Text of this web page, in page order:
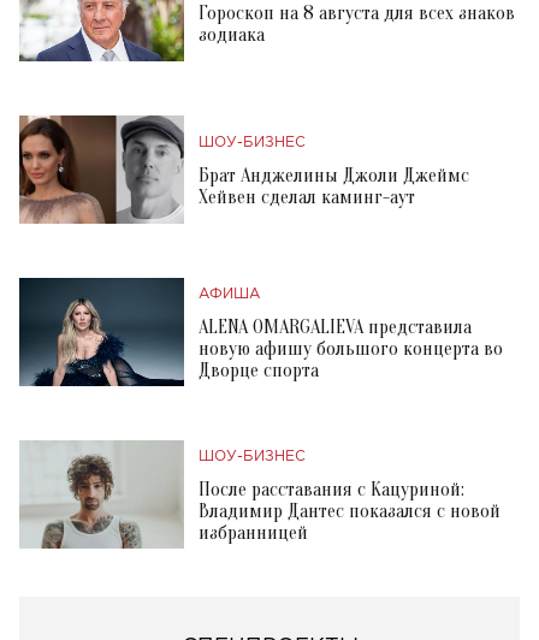
Гороскоп на 8 августа для всех знаков
зодиака
ШОУ-БИЗНЕС
Брат Анджелины Джоли Джеймс
Хейвен сделал каминг-аут
АФИША
ALENA OMARGALIEVA представила
новую афишу большого концерта во
Дворце спорта
ШОУ-БИЗНЕС
После расставания с Кацуриной:
Владимир Дантес показался с новой
избранницей